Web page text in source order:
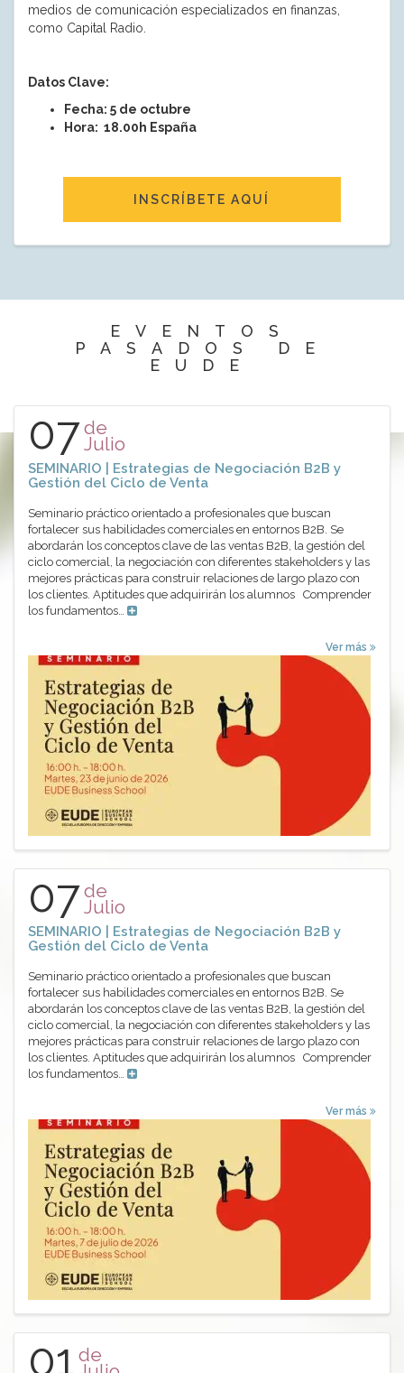
medios de comunicación especializados en finanzas,
como Capital Radio.
Datos Clave:
Fecha: 5 de octubre
Hora: 18.00h España
INSCRÍBETE AQUÍ
EVENTOS
PASADOS DE
EUDE
07de
Julio
SEMINARIO | Estrategias de Negociación B2B y
Gestión del Ciclo de Venta
Seminario práctico orientado a profesionales que buscan
fortalecer sus habilidades comerciales en entornos B2B. Se
abordarán los conceptos clave de las ventas B2B, la gestión del
ciclo comercial, la negociación con diferentes stakeholders y las
mejores prácticas para construir relaciones de largo plazo con
los clientes. Aptitudes que adquirirán los alumnos Comprender
los fundamentos…
Ver más
07de
Julio
SEMINARIO | Estrategias de Negociación B2B y
Gestión del Ciclo de Venta
Seminario práctico orientado a profesionales que buscan
fortalecer sus habilidades comerciales en entornos B2B. Se
abordarán los conceptos clave de las ventas B2B, la gestión del
ciclo comercial, la negociación con diferentes stakeholders y las
mejores prácticas para construir relaciones de largo plazo con
los clientes. Aptitudes que adquirirán los alumnos Comprender
los fundamentos…
Ver más
01 de